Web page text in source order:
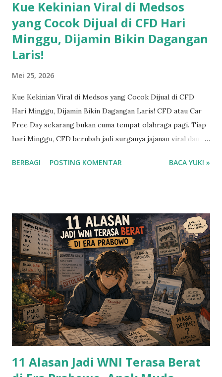
Kue Kekinian Viral di Medsos
yang Cocok Dijual di CFD Hari
Minggu, Dijamin Bikin Dagangan
Laris!
Mei 25, 2026
Kue Kekinian Viral di Medsos yang Cocok Dijual di CFD
Hari Minggu, Dijamin Bikin Dagangan Laris! CFD atau Car
Free Day sekarang bukan cuma tempat olahraga pagi. Tiap
hari Minggu, CFD berubah jadi surganya jajanan viral dan
komunitas lari, semuanya suka jajan sambil jalan santai. Nah,
BERBAGI POSTING KOMENTAR BACA YUK! »
11 Alasan Jadi WNI Terasa Berat